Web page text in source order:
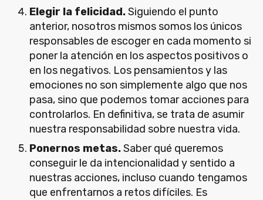
Elegir la felicidad.Siguiendo el punto
anterior, nosotros mismos somos los únicos
responsables de escoger en cada momento si
poner la atención en los aspectos positivos o
en los negativos. Los pensamientos y las
emociones no son simplemente algo que nos
pasa, sino que podemos tomar acciones para
controlarlos. En definitiva, se trata de asumir
nuestra responsabilidad sobre nuestra vida.
Ponernos metas.Saber qué queremos
conseguir le da intencionalidad y sentido a
nuestras acciones, incluso cuando tengamos
que enfrentarnos a retos difíciles. Es